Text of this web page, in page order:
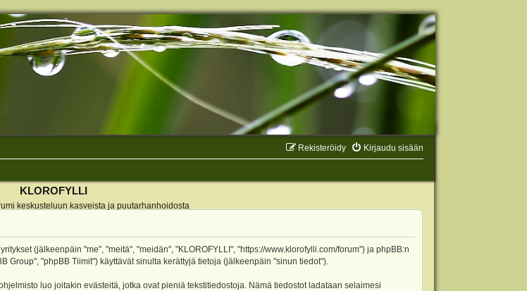
Kirjaudu sisään
Rekisteröidy
KLOROFYLLI
keskusteluun kasveista ja puutarhanhoidosta
(jälkeenpäin "me", "meitä", "meidän", "KLOROFYLLI", "https://www.klorofylli.com/forum") ja phpBB:n
"phpBB Tiimit") käyttävät sinulta kerättyjä tietoja (jälkeenpäin "sinun tiedot").
luo joitakin evästeitä, jotka ovat pieniä tekstitiedostoja. Nämä tiedostot ladataan selaimesi